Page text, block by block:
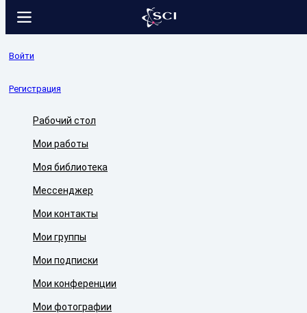
Войти
Регистрация
Рабочий стол
Мои работы
Моя библиотека
Мессенджер
Мои контакты
Мои группы
Мои подписки
Мои конференции
Мои фотографии